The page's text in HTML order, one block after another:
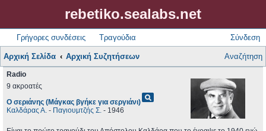
rebetiko.sealabs.net
Γρήγορες συνδέσεις Τραγούδια Σύνδεση
Αρχική Σελίδα Αρχική Συζητήσεων Αναζήτηση
Radio
9 ακροατές
Ο σεριάνης (Μάγκας βγήκε για σεργιάνι)pageview
Καλδάρας Α. - Παγιουμτζής Σ. - 1946